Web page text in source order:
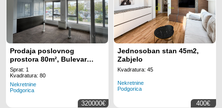
Prodaja poslovnog
prostora 80m², Bulevar
Džordža Vašingtona,
Podgorica
Sprat: 1
Kvadratura: 80
Nekretnine
Podgorica
320000€
Jednosoban stan 45m2,
Zabjelo
Kvadratura: 45
Nekretnine
Podgorica
400€